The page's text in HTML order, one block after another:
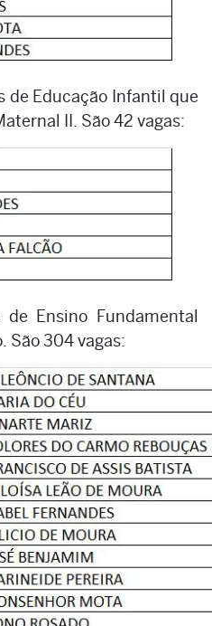
de Educação Infantil que
II. São 42 vagas:
de Ensino Fundamental
São 304 vagas: